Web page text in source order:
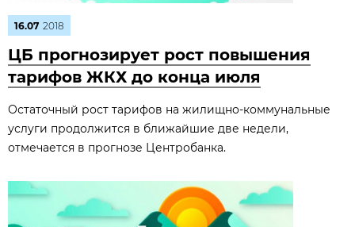
16.07 2018
ЦБ прогнозирует рост повышения
тарифов ЖКХ до конца июля
Остаточный рост тарифов на жилищно-коммунальные
услуги продолжится в ближайшие две недели,
отмечается в прогнозе Центробанка.